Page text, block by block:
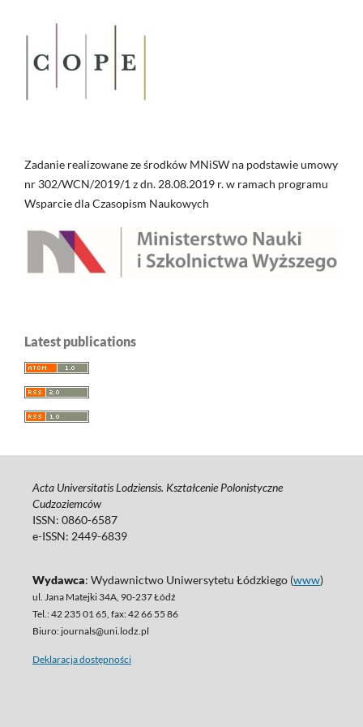
Zadanie realizowane ze środków MNiSW na podstawie umowy
nr 302/WCN/2019/1 z dn. 28.08.2019 r. w ramach programu
Wsparcie dla Czasopism Naukowych
Latest publications
Acta Universitatis Lodziensis. Kształcenie Polonistyczne
Cudzoziemców
ISSN: 0860-6587
e-ISSN: 2449-6839
Wydawca: Wydawnictwo Uniwersytetu Łódzkiego (www)
ul. Jana Matejki 34A, 90-237 Łódź
Tel.: 42 235 01 65, fax: 42 66 55 86
Biuro: journals@uni.lodz.pl
Deklaracja dostępności